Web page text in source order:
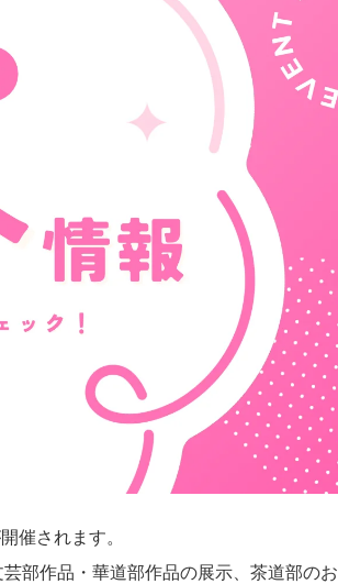
催されます。
部作品・華道部作品の展示、茶道部のお